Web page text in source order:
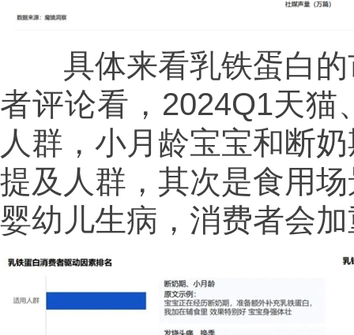
具体来看乳铁蛋白的
者评论看，2024Q1天
人群，小月龄宝宝和断
提及人群，其次是食用
婴幼儿生病，消费者会